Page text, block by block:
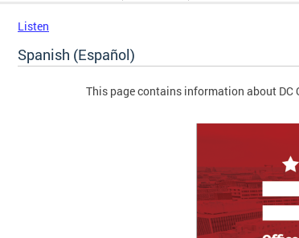
Listen
Spanish (Español)
This page contains information about DC